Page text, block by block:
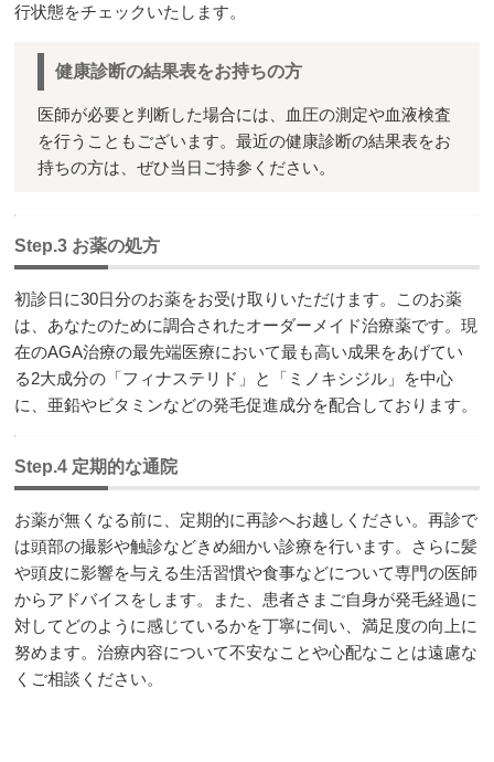
行状態をチェックいたします。
健康診断の結果表をお持ちの方
医師が必要と判断した場合には、血圧の測定や血液検査
を行うこともございます。最近の健康診断の結果表をお
持ちの方は、ぜひ当日ご持参ください。
Step.3 お薬の処方
初診日に30日分のお薬をお受け取りいただけます。このお薬
は、あなたのために調合されたオーダーメイド治療薬です。現
在のAGA治療の最先端医療において最も高い成果をあげてい
る2大成分の「フィナステリド」と「ミノキシジル」を中心
に、亜鉛やビタミンなどの発毛促進成分を配合しております。
Step.4 定期的な通院
お薬が無くなる前に、定期的に再診へお越しください。再診で
は頭部の撮影や触診などきめ細かい診療を行います。さらに髪
や頭皮に影響を与える生活習慣や食事などについて専門の医師
からアドバイスをします。また、患者さまご自身が発毛経過に
対してどのように感じているかを丁寧に伺い、満足度の向上に
努めます。治療内容について不安なことや心配なことは遠慮な
くご相談ください。